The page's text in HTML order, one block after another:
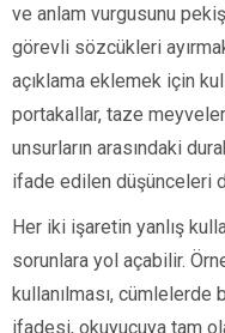
ve anlam vurgusunu
görevli sözcükleri
açıklama eklemek için
portakallar, taze
unsurların arasındaki
ifade edilen düşünceleri
Her iki işaretin yanlış
sorunlara yol açabilir.
kullanılması,
ifadesi, okuyucuya tam